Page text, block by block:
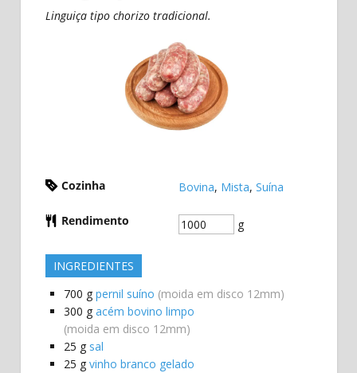
Linguiça tipo chorizo tradicional.
Cozinha Bovina, Mista, Suína
Rendimento g
INGREDIENTES
700 g pernil suíno (moida em disco 12mm)
300 g acém bovino limpo
(moida em disco 12mm)
25 g sal
25 g vinho branco gelado